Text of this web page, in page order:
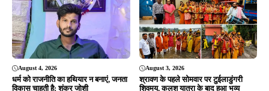
August 4, 2026
धर्म को राजनीति का हथियार न बनाएं, जनता
विकास चाहती है: शंकर जोशी
August 3, 2026
श्रावण के पहले सोमवार पर टुईलाडुंगरी
शिवमय, कलश यात्रा के बाद हुआ भव्य